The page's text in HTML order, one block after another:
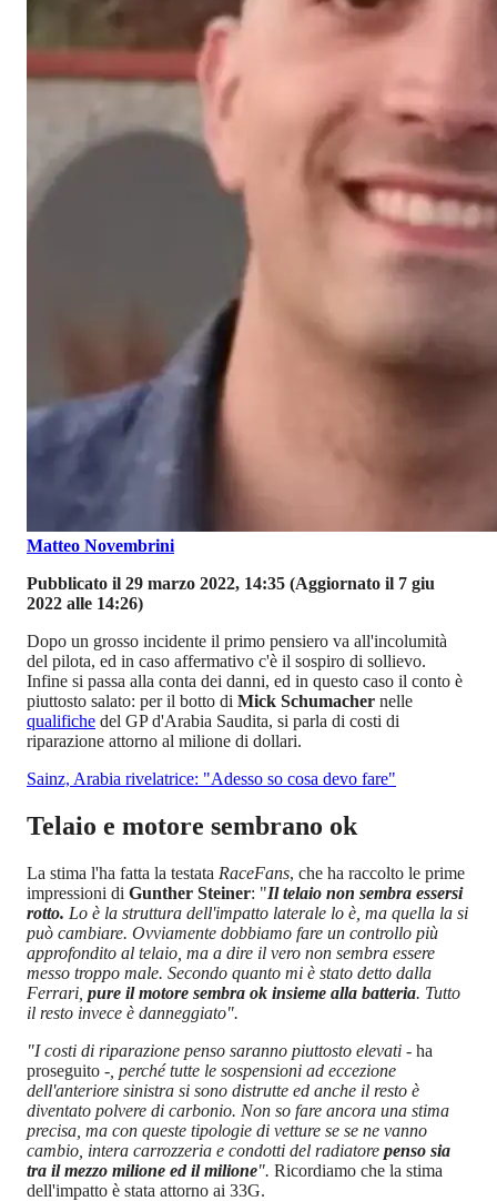
Matteo Novembrini
Pubblicato il 29 marzo 2022, 14:35 (Aggiornato il 7 giu
2022 alle 14:26)
Dopo un grosso incidente il primo pensiero va all'incolumità
del pilota, ed in caso affermativo c'è il sospiro di sollievo.
Infine si passa alla conta dei danni, ed in questo caso il conto è
piuttosto salato: per il botto di Mick Schumacher nelle
qualifiche del GP d'Arabia Saudita, si parla di costi di
riparazione attorno al milione di dollari.
Sainz, Arabia rivelatrice: "Adesso so cosa devo fare"
Telaio e motore sembrano ok
La stima l'ha fatta la testata RaceFans, che ha raccolto le prime
impressioni di Gunther Steiner: "Il telaio non sembra essersi
rotto. Lo è la struttura dell'impatto laterale lo è, ma quella la si
può cambiare. Ovviamente dobbiamo fare un controllo più
approfondito al telaio, ma a dire il vero non sembra essere
messo troppo male. Secondo quanto mi è stato detto dalla
Ferrari, pure il motore sembra ok insieme alla batteria. Tutto
il resto invece è danneggiato".
"I costi di riparazione penso saranno piuttosto elevati - ha
proseguito -, perché tutte le sospensioni ad eccezione
dell'anteriore sinistra si sono distrutte ed anche il resto è
diventato polvere di carbonio. Non so fare ancora una stima
precisa, ma con queste tipologie di vetture se se ne vanno
cambio, intera carrozzeria e condotti del radiatore penso sia
tra il mezzo milione ed il milione". Ricordiamo che la stima
dell'impatto è stata attorno ai 33G.